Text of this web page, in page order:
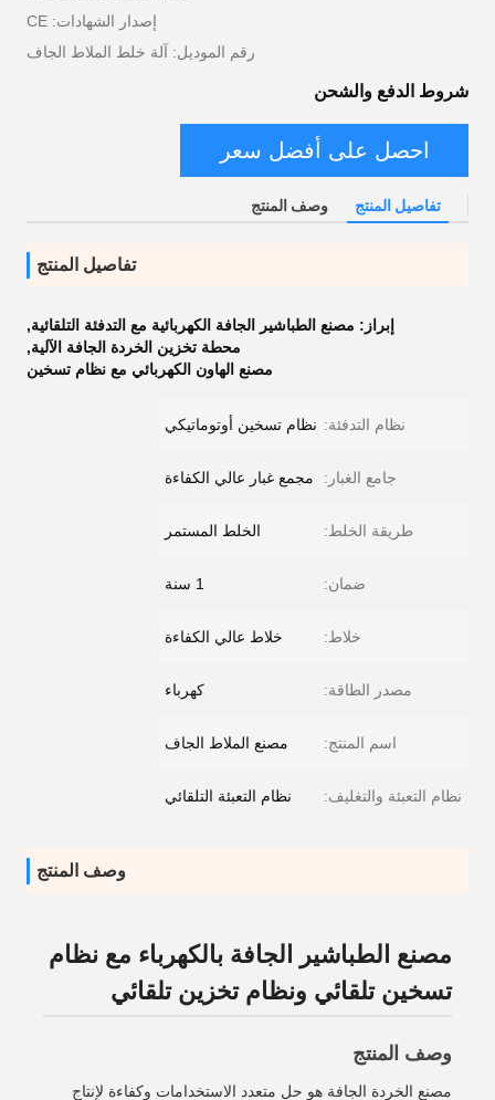
إصدار الشهادات: CE
رقم الموديل: آلة خلط الملاط الجاف
شروط الدفع والشحن
احصل على أفضل سعر
تفاصيل المنتج وصف المنتج
تفاصيل المنتج
إبراز: مصنع الطباشير الجافة الكهربائية مع التدفئة التلقائية,
محطة تخزين الخردة الجافة الآلية,
مصنع الهاون الكهربائي مع نظام تسخين
نظام التدفئة: نظام تسخين أوتوماتيكي
جامع الغبار: مجمع غبار عالي الكفاءة
طريقة الخلط: الخلط المستمر
ضمان: 1 سنة
خلاط: خلاط عالي الكفاءة
مصدر الطاقة: كهرباء
اسم المنتج: مصنع الملاط الجاف
نظام التعبئة والتغليف: نظام التعبئة التلقائي
وصف المنتج
مصنع الطباشير الجافة بالكهرباء مع نظام
تسخين تلقائي ونظام تخزين تلقائي
وصف المنتج
مصنع الخردة الجافة هو حل متعدد الاستخدامات وكفاءة لإنتاج